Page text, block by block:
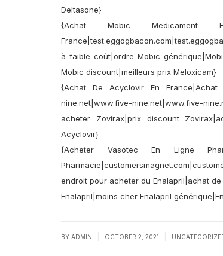
Deltasone}
{Achat Mobic Medicament
à faible coût|ordre Mobic
Mobic discount|meilleurs prix Meloxicam}
{Achat De Acyclovir En France|Achat
nine.net|www.five-nine.net|www.five-
acheter Zovirax|prix discount
Acyclovir}
{Acheter Vasotec En Ligne
endroit pour acheter du Enalapril|achat
Enalapril|moins cher Enalapril
BY ADMIN OCTOBER 2, 2021